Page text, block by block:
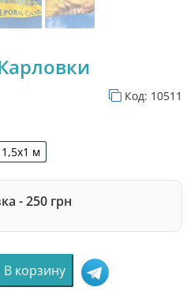
Код: 10511
м
1,5х1 м
1,5х1 м
- 250 грн
В корзину